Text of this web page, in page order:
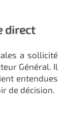
direct
a sollicité
Général. Il
entendues
de décision.